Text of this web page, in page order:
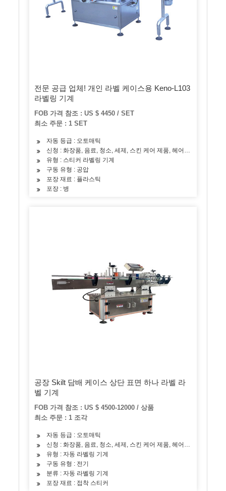
전문 공급 업체! 개인 라벨 케이스용 Keno-L103
라벨링 기계
FOB 가격 참조 : US $ 4450 / SET
최소 주문 : 1 SET
자동 등급 : 오토매틱
신청 : 화장품, 음료, 청소, 세제, 스킨 케어 제품, 헤어 케어 제품, 오
유형 : 스티커 라벨링 기계
구동 유형 : 공압
포장 재료 : 플라스틱
포장 : 병
공장 Skilt 담배 케이스 상단 표면 하나 라벨 라
벨 기계
FOB 가격 참조 : US $ 4500-12000 / 상품
최소 주문 : 1 조각
자동 등급 : 오토매틱
신청 : 화장품, 음료, 청소, 세제, 스킨 케어 제품, 헤어 케어 제품, 오
유형 : 자동 라벨링 기계
구동 유형 : 전기
분류 : 자동 라벨링 기계
포장 재료 : 접착 스티커